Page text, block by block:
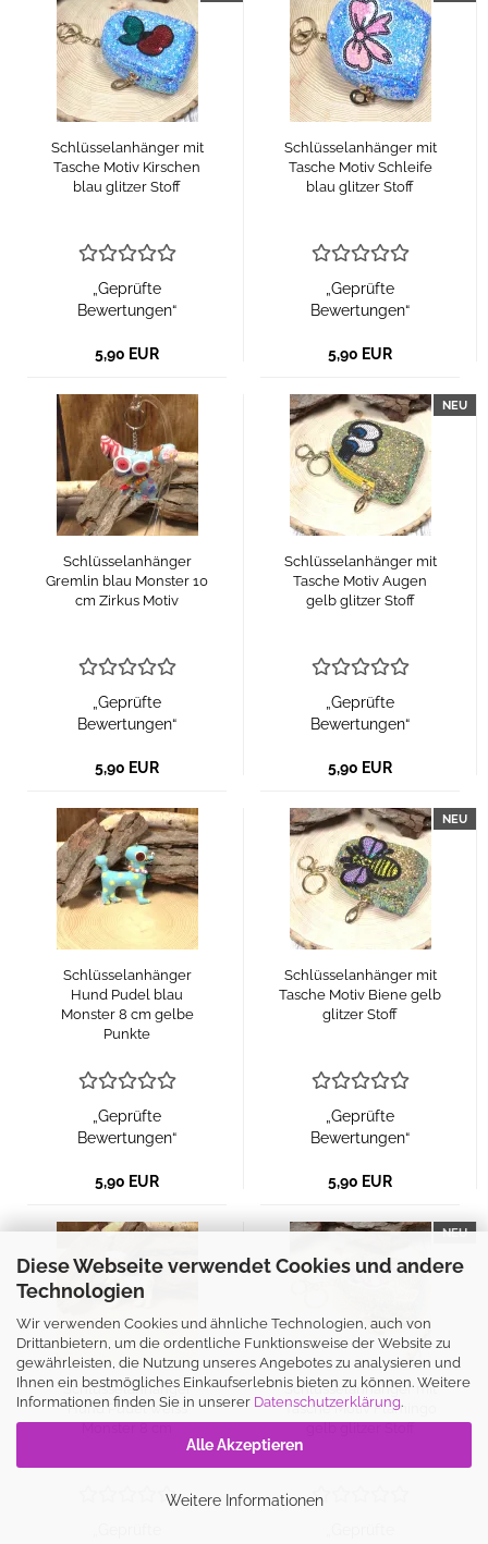
Diese Webseite verwendet Cookies und andere
Technologien
Wir verwenden Cookies und ähnliche Technologien, auch von
Drittanbietern, um die ordentliche Funktionsweise der Website zu
gewährleisten, die Nutzung unseres Angebotes zu analysieren und
Ihnen ein bestmögliches Einkaufserlebnis bieten zu können. Weitere
Informationen finden Sie in unserer Datenschutzerklärung.
Alle Akzeptieren
Weitere Informationen
Schlüsselanhänger mit
Tasche Motiv Kirschen
blau glitzer Stoff
„Geprüfte
Bewertungen“
5,90 EUR
Schlüsselanhänger mit
Tasche Motiv Schleife
blau glitzer Stoff
„Geprüfte
Bewertungen“
5,90 EUR
Schlüsselanhänger
Gremlin blau Monster 10
cm Zirkus Motiv
„Geprüfte
Bewertungen“
5,90 EUR
NEU
Schlüsselanhänger mit
Tasche Motiv Augen
gelb glitzer Stoff
„Geprüfte
Bewertungen“
5,90 EUR
Schlüsselanhänger
Hund Pudel blau
Monster 8 cm gelbe
Punkte
„Geprüfte
Bewertungen“
5,90 EUR
NEU
Schlüsselanhänger mit
Tasche Motiv Biene gelb
glitzer Stoff
„Geprüfte
Bewertungen“
5,90 EUR
Schlüsselanhänger
Hund Pudel weiss
NEU
Schlüsselanhänger mit
Tasche Motiv Flamingo